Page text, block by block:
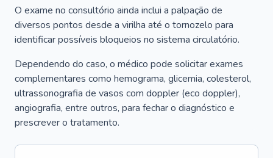
O exame no consultório ainda inclui a palpação de
diversos pontos desde a virilha até o tornozelo para
identificar possíveis bloqueios no sistema circulatório.
Dependendo do caso, o médico pode solicitar exames
complementares como hemograma, glicemia, colesterol,
ultrassonografia de vasos com doppler (eco doppler),
angiografia, entre outros, para fechar o diagnóstico e
prescrever o tratamento.